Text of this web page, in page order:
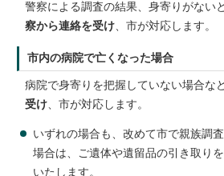
警察による調査の結果、身寄りがない
察から連絡を受け、市が対応します。
市内の病院で亡くなった場合
病院で身寄りを把握していない場合な
受け、市が対応します。
いずれの場合も、改めて市で親族調
場合は、ご遺体や遺留品の引き取り
いたします。